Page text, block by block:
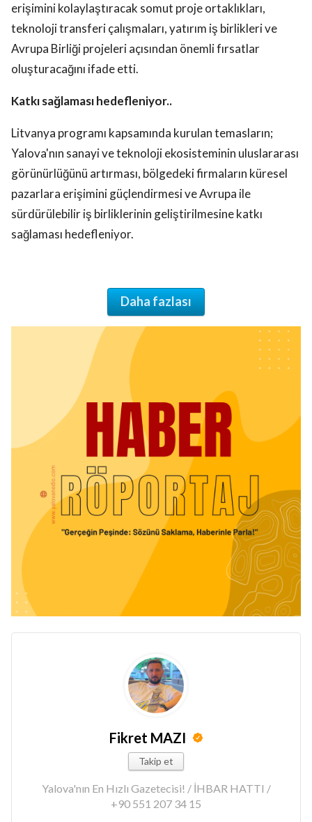
erişimini kolaylaştıracak somut proje ortaklıkları,
teknoloji transferi çalışmaları, yatırım iş birlikleri ve
Avrupa Birliği projeleri açısından önemli fırsatlar
oluşturacağını ifade etti.
Katkı sağlaması hedefleniyor..
Litvanya programı kapsamında kurulan temasların;
Yalova'nın sanayi ve teknoloji ekosisteminin uluslararası
görünürlüğünü artırması, bölgedeki firmaların küresel
pazarlara erişimini güçlendirmesi ve Avrupa ile
sürdürülebilir iş birliklerinin geliştirilmesine katkı
sağlaması hedefleniyor.
Daha fazlası
Fikret MAZI
Takip et
Yalova'nın En Hızlı Gazetecisi! / İHBAR HATTI /
+90 551 207 34 15